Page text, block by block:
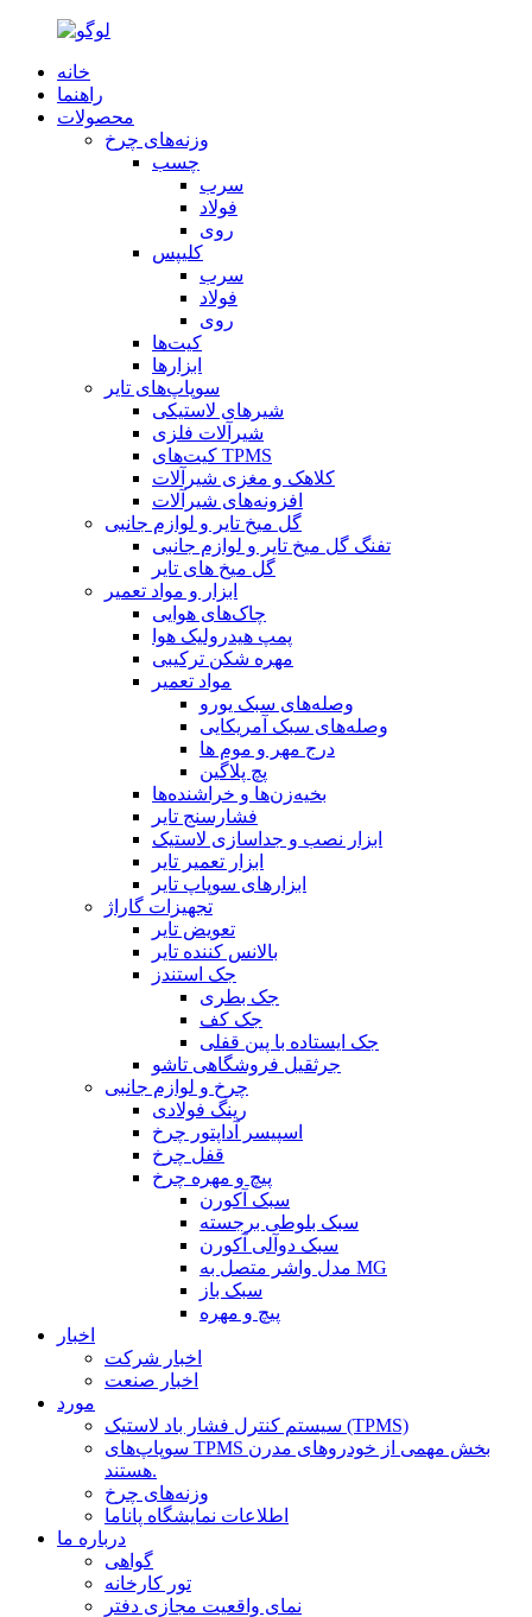
خانه
راهنما
محصولات
وزنه‌های چرخ
چسب
سرب
فولاد
روی
کلیپس
سرب
فولاد
روی
کیت‌ها
ابزارها
سوپاپ‌های تایر
شیرهای لاستیکی
شیرآلات فلزی
کیت‌های TPMS
کلاهک و مغزی شیرآلات
افزونه‌های شیرآلات
گل میخ تایر و لوازم جانبی
تفنگ گل میخ تایر و لوازم جانبی
گل میخ های تایر
ابزار و مواد تعمیر
چاک‌های هوایی
پمپ هیدرولیک هوا
مهره شکن ترکیبی
مواد تعمیر
وصله‌های سبک یورو
وصله‌های سبک آمریکایی
درج مهر و موم ها
پچ پلاگین
بخیه‌زن‌ها و خراشنده‌ها
فشارسنج تایر
ابزار نصب و جداسازی لاستیک
ابزار تعمیر تایر
ابزارهای سوپاپ تایر
تجهیزات گاراژ
تعویض تایر
بالانس کننده تایر
جک استندز
جک بطری
جک کف
جک ایستاده با پین قفلی
جرثقیل فروشگاهی تاشو
چرخ و لوازم جانبی
رینگ فولادی
اسپیسر آداپتور چرخ
قفل چرخ
پیچ و مهره چرخ
سبک آکورن
سبک بلوطی برجسته
سبک دوآلی آکورن
مدل واشر متصل به MG
سبک باز
پیچ و مهره
اخبار
اخبار شرکت
اخبار صنعت
مورد
سیستم کنترل فشار باد لاستیک (TPMS)
سوپاپ‌های TPMS بخش مهمی از خودروهای مدرن
هستند.
وزنه‌های چرخ
اطلاعات نمایشگاه پاناما
درباره ما
گواهی
تور کارخانه
نمای واقعیت مجازی دفتر